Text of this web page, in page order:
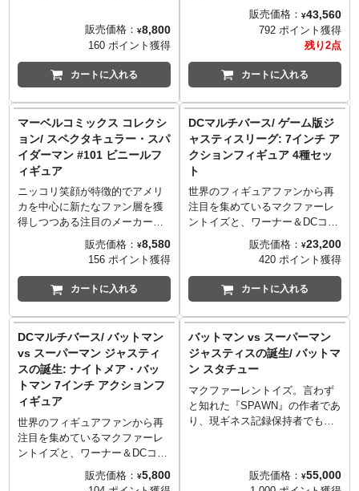
サイド ビルドアップパーツ
エフェクトパーツ（×2）、キャ
ラクターカード、台座、ダーク
サイド ビルドアップパーツ
エフェクトパーツ（×2）、キャ
ラクターカード、台座、ダーク
サイド ビルドアップパーツ
アクアマン
トライデント、エフェクトパー
ツ（×2）、キャラクターカー
ド、台座、ダークサイド ビルド
アップパーツ
related characters and elements
SHIELD:©&™WBEI.
フィギュアシリーズ「マーベル
レジェンド」。公開が待ち遠し
い映画『キャプテン・アメリ
カ：ブレイブ・ニュー・ワール
ド』よりファルコンが早くもラ
© MARVEL
© 2024 Hasbro.
All Rights Reserved.
販売価格： ¥8,800
160 ポイント獲得
カートに入れる
タント・ニンジャ・タートルズ
アドベンチャーズ』。#7に収録
された、スタンプとスリングに
より小惑星で運営されている
「インターギャラクティック・
レスリング」に、天の川銀河代
ネカから登場！レスリングらし
く、ゴングや場外乱闘にも役立
つパイプ椅子や消火器、ハンマ
ー（！？）なども付属します。
そしてパッケージアートは、
『ティーンエイジ・ミュータン
ト・ニンジャ・タートルズ アド
ト、ケン·ミッチローニーとゲイ
リー·フィールズが担当！レスラ
ー姿の貴重なタートルズたちを
お見逃しなく！
約をキャンセル頂く場合や、分
納での入荷となる場合がござい
ます。またパッケージは輸送用
となりますため、パッケージに
多少の傷やダメージがある場合
もございます。
販売価格： ¥43,560
792 ポイント獲得
残り2点
カートに入れる
マーベルコミックス コレクシ
ョン/ スペクタキュラー・スパ
イダーマン #101 ビニールフ
ィギュア
ニッコリ笑顔が特徴的でアメリ
カを中心に新たなファン層を獲
得しつつある注目のメーカー
「Youtooz」から、スパイダーマ
ンコミックスの印象的なカバー
を再現したシリーズが登場で
す。こちらは1976年にリリース
された「スペクタキュラー・ス
パイダーマン #101」のカバーと
たアートをチョイス。ブラック
＆ホワイトで描かれた摩天楼を
背に空を舞うスパイダーマンの
姿を見事にディフォルメ化！
※パッケージは輸送用となりま
すため、パッケージに多少の傷
やダメージがある場合もござい
ます。
販売価格： ¥8,580
156 ポイント獲得
カートに入れる
DCマルチバース/ ゲーム版ジ
ャスティスリーグ: 7インチ ア
クションフィギュア 4種セッ
ト
世界のフィギュアファンから再
注目を集めているマクファーレ
ントイズと、ワーナー＆DCコミ
ックスが強力タッグで展開する
７インチフィギュアシリーズ
「DCマルチバース」に、1995年
にスーパーファミコン用ソフト
としてリリースされた、ゲーム
『ジャスティスリーグ』に登場
ナップ！バットマン、スーパー
マン、フラッシュ、アクアマン
の各フィギュアに付属されるビ
ルドアップパーツを組み上げれ
ば、ダークサイドが完成しま
す！
ラクターカード、台座、ダーク
販売価格： ¥23,200
420 ポイント獲得
カートに入れる
DCマルチバース/ バットマン
vs スーパーマン ジャスティ
スの誕生: ナイトメア・バッ
トマン 7インチ アクションフ
ィギュア
世界のフィギュアファンから再
注目を集めているマクファーレ
ントイズと、ワーナー＆DCコミ
ックスが強力タッグで展開する
７インチフィギュアシリーズ
販売価格： ¥5,800
バットマン vs スーパーマン
ジャスティスの誕生/ バットマ
ン スタチュー
マクファーレントイズ。言わず
と知れた『SPAWN』の作者であ
り、現ギネス記録保持者でもあ
ズ」のブランド「DCダイレク
販売価格： ¥55,000